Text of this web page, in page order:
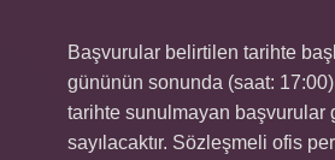
Başvurular belirtilen tarihte
gününün sonunda (saat:
tarihte sunulmayan başvurular
sayılacaktır. Sözleşmeli ofis